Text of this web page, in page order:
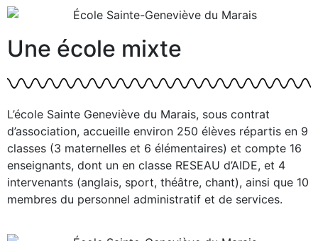
Une école mixte
L’école Sainte Geneviève du Marais, sous contrat
d’association, accueille environ 250 élèves répartis en 9
classes (3 maternelles et 6 élémentaires) et compte 16
enseignants, dont un en classe RESEAU d’AIDE, et 4
intervenants (anglais, sport, théâtre, chant), ainsi que 10
membres du personnel administratif et de services.